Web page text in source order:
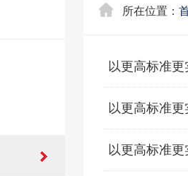
所在位置：
以更高标准
以更高标准
以更高标准